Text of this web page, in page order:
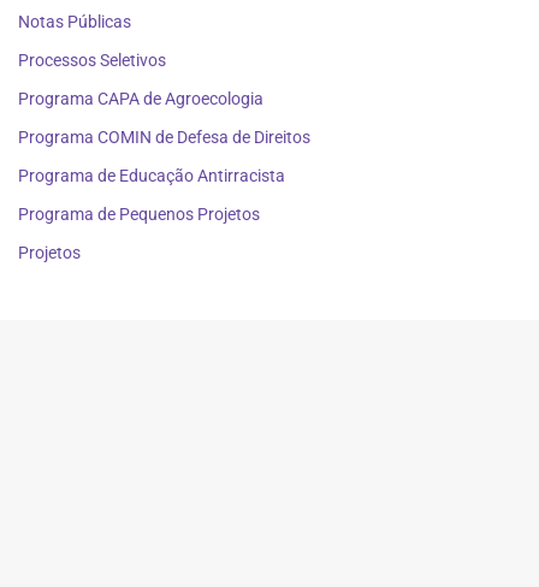
Notas Públicas
Processos Seletivos
Programa CAPA de Agroecologia
Programa COMIN de Defesa de Direitos
Programa de Educação Antirracista
Programa de Pequenos Projetos
Projetos